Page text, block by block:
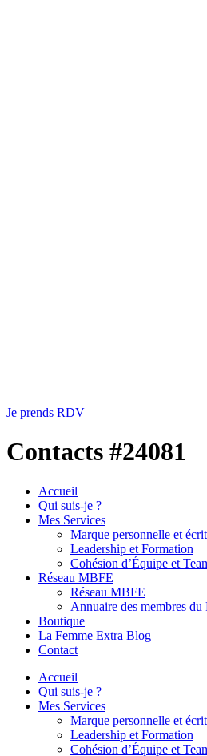
Je prends RDV
Contacts #24081
Accueil
Qui suis-je ?
Mes Services
Marque personnelle et
Leadership et Formation
Cohésion d’Équipe et
Réseau MBFE
Réseau MBFE
Annuaire des membres
Boutique
La Femme Extra Blog
Contact
Accueil
Qui suis-je ?
Mes Services
Marque personnelle et
Leadership et Formation
Cohésion d’Équipe et